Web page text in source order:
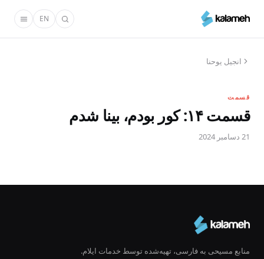
محتوای
EN
انجیل یوحنا
قسمت
قسمت ۱۴: کور بودم، بینا شدم
21 دسامبر 2024
منابع مسیحی به فارسی، تهیه‌شده توسط خدمات ایلام.